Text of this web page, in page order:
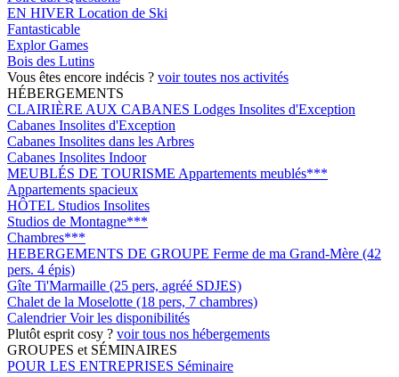
EN HIVER Location de Ski
Fantasticable
Explor Games
Bois des Lutins
Vous êtes encore indécis ? voir toutes nos activités
HÉBERGEMENTS
CLAIRIÈRE AUX CABANES Lodges Insolites d'Exception
Cabanes Insolites d'Exception
Cabanes Insolites dans les Arbres
Cabanes Insolites Indoor
MEUBLÉS DE TOURISME Appartements meublés***
Appartements spacieux
HÔTEL Studios Insolites
Studios de Montagne***
Chambres***
HEBERGEMENTS DE GROUPE Ferme de ma Grand-Mère (42
pers. 4 épis)
Gîte Ti'Marmaille (25 pers, agréé SDJES)
Chalet de la Moselotte (18 pers, 7 chambres)
CalendrierVoir les disponibilités
Plutôt esprit cosy ? voir tous nos hébergements
GROUPES et SÉMINAIRES
POUR LES ENTREPRISES Séminaire